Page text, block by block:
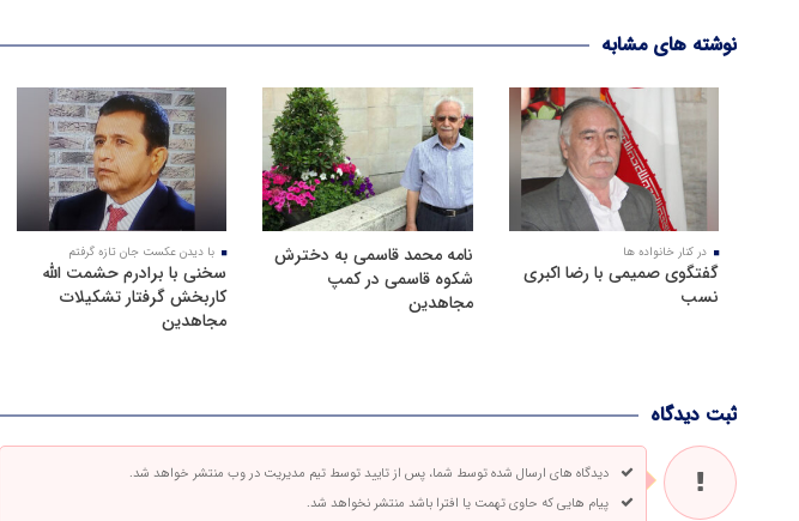
نوشته های مشابه
در کنار خانواده ها
گفتگوی صمیمی با رضا اکبری
نسب
نامه محمد قاسمی به دخترش
شکوه قاسمی در کمپ
مجاهدین
با دیدن عکست جان تازه گرفتم
سخنی با برادرم حشمت الله
کاربخش گرفتار تشکیلات
مجاهدین
ثبت دیدگاه
دیدگاه های ارسال شده توسط شما، پس از تایید توسط تیم مدیریت در وب منتشر خواهد شد.
پیام هایی که حاوی تهمت یا افترا باشد منتشر نخواهد شد.